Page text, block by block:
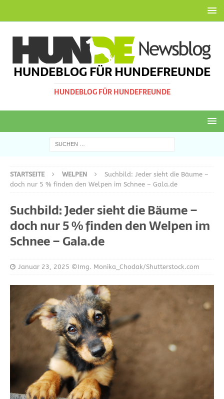
HUNDEBLOG FÜR HUNDEFREUNDE
HUNDEBLOG FÜR HUNDEFREUNDE
STARTSEITE WELPEN
Suchbild: Jeder sieht die Bäume –
doch nur 5 % finden den Welpen im Schnee – Gala.de
Suchbild: Jeder sieht die Bäume –
doch nur 5 % finden den Welpen im
Schnee – Gala.de
Januar 23, 2025 ©Img. Monika_Chodak/Shutterstock.com